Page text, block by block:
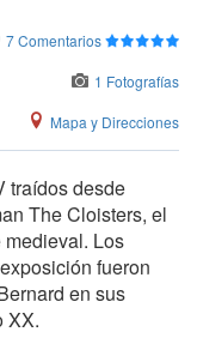
7 Comentarios
1 Fotografías
Mapa y Direcciones
traídos desde
The Cloisters, el
Los
fueron
en sus
XX.